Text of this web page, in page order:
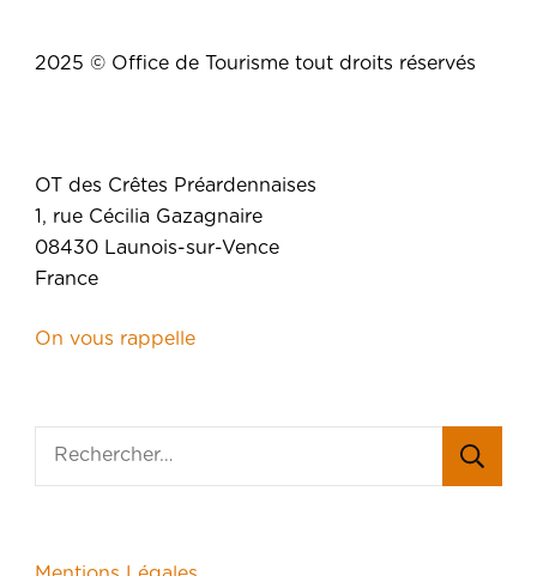
2025 © Office de Tourisme tout droits réservés
OT des Crêtes Préardennaises
1, rue Cécilia Gazagnaire
08430 Launois-sur-Vence
France
On vous rappelle